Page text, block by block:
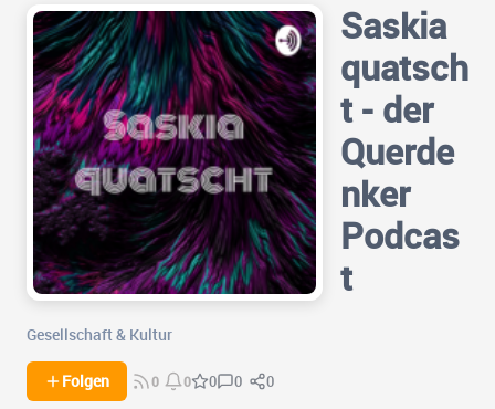
Saskia
quatsch
t - der
Querde
nker
Podcas
t
Gesellschaft & Kultur
Folgen 0 0 0 0 0